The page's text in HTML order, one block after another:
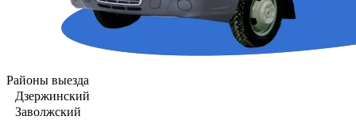
Районы выезда
Дзержинский
Заволжский